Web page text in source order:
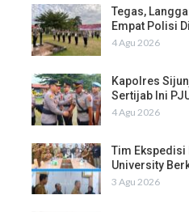
Tegas,
Empat Polisi
4 Agu 2026
Kapolres
Sertijab Ini
4 Agu 2026
Tim Ekspedisi
University
3 Agu 2026